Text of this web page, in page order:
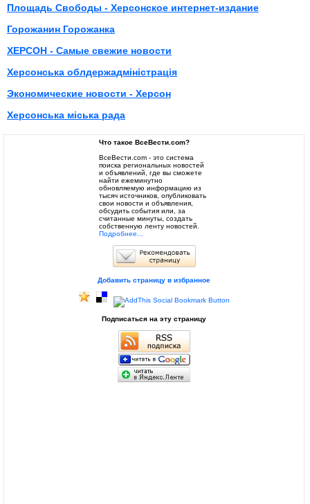
Площадь Свободы - Херсонское интернет-издание
Горожанин Горожанка
ХЕРСОН - Самые свежие новости
Херсонська облдержадміністрація
Экономические новости - Херсон
Херсонська міська рада
Что такое ВсеВести.com?
ВсеВести.com - это система
поиска региональных новостей
и объявлений, где вы сможете
найти ежеминутно
обновляемую информацию из
тысяч источников, опубликовать
свои новости и объявления,
обсудить события или, за
считанные минуты, создать
собственную ленту новостей.
Подробнее...
Добавить страницу в избранное
Подписаться на эту страницу